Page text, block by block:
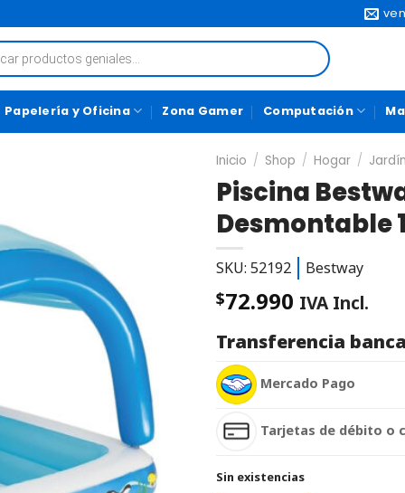
Papelería y Oficina Zona Gamer Computación
Inicio / Shop / Hogar /
Piscina
Desmontable
SKU: 52192 Bestway
$72.990 IVA Incl.
Transferencia
Mercado Pago
Tarjetas de débito o
Sin existencias